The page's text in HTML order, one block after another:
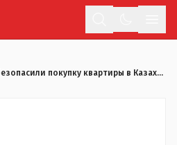
Как обезопасили покупку квартиры в Казахстане